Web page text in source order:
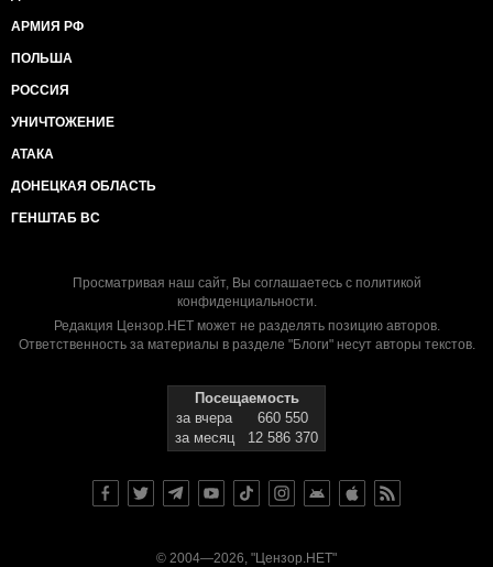
АРМИЯ РФ
ПОЛЬША
РОССИЯ
УНИЧТОЖЕНИЕ
АТАКА
ДОНЕЦКАЯ ОБЛАСТЬ
ГЕНШТАБ ВС
Просматривая наш сайт, Вы соглашаетесь с политикой
конфиденциальности.
Редакция Цензор.НЕТ может не разделять позицию авторов.
Ответственность за материалы в разделе "Блоги" несут авторы текстов.
Посещаемость
за вчера
660 550
за месяц
12 586 370
© 2004—2026, "Цензор.НЕТ"